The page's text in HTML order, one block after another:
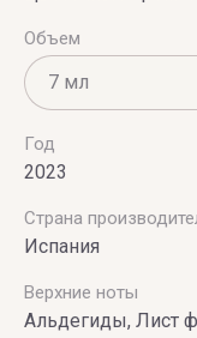
Объем
Год
2023
Страна
Испания
Верхние ноты
Альдегиды, Лист